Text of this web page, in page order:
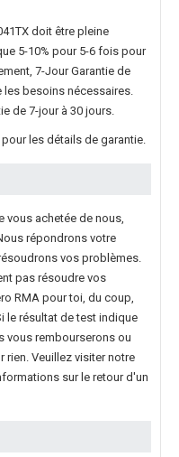
doit être pleine
5-10% pour 5-6 fois pour
7-Jour Garantie de
besoins nécessaires.
de 7-jour à 30 jours.
pour les détails de garantie.
vous achetée de nous,
répondrons votre
vos problèmes.
pas résoudre vos
RMA pour toi, du coup,
le résultat de test indique
vous rembourserons ou
rien. Veuillez visiter notre
sur le retour d'un